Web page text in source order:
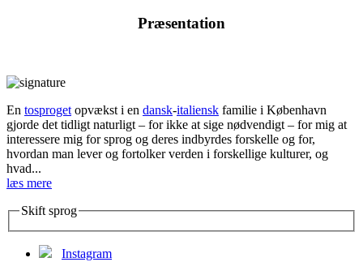
Præsentation
En tosproget opvækst i en dansk-italiensk familie i København
gjorde det tidligt naturligt – for ikke at sige nødvendigt – for mig at
interessere mig for sprog og deres indbyrdes forskelle og for,
hvordan man lever og fortolker verden i forskellige kulturer, og
hvad...
læs mere
Skift sprog
Instagram